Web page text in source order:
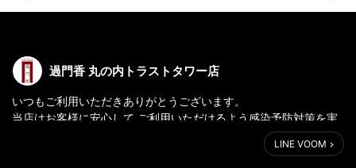
過門香 丸の内トラストタワー店
いつもご利用いただきありがとうございます。
当店はお客様に安心して ご利用いただけるよう感染予防対策を実
宴会などにも安心してご利用頂ける環境づくりを行っておりま
LINE VOOM